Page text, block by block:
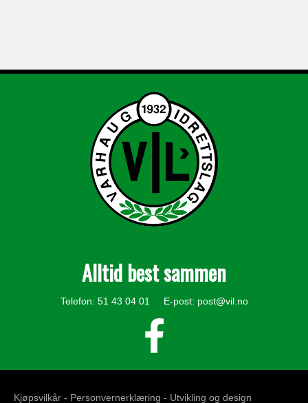
Alltid best sammen
Telefon: 51 43 04 01 E-post: post@vil.no
Kjøpsvilkår - Personvernerklæring - Utvikling og design